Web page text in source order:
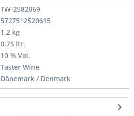
TW-2582069
5727512520615
1.2 kg
0.75 ltr.
10 % Vol.
Taster Wine
Dänemark / Denmark